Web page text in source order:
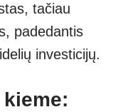
tačiau
padedantis
investicijų.